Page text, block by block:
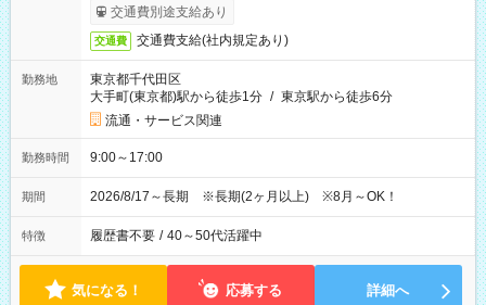
交通費別途支給あり
交通費 交通費支給(社内規定あり)
勤務地
東京都千代田区
大手町(東京都)駅から徒歩1分 / 東京駅から徒歩6分
流通・サービス関連
勤務時間 9:00～17:00
期間 2026/8/17～長期 ※長期(2ヶ月以上) ※8月～OK！
特徴 履歴書不要 / 40～50代活躍中
気になる！ 応募する 詳細へ